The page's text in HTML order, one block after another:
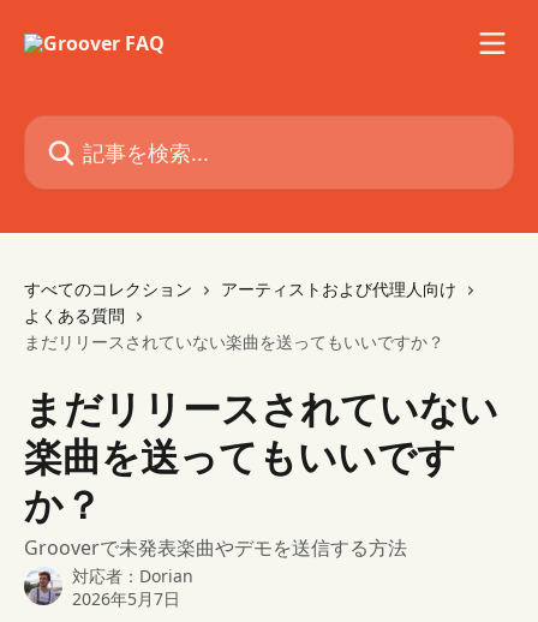
記事を検索...
すべてのコレクション
アーティストおよび代理人向け
よくある質問
まだリリースされていない楽曲を送ってもいいですか？
まだリリースされていない
楽曲を送ってもいいです
か？
Grooverで未発表楽曲やデモを送信する方法
対応者： Dorian
2026年5月7日